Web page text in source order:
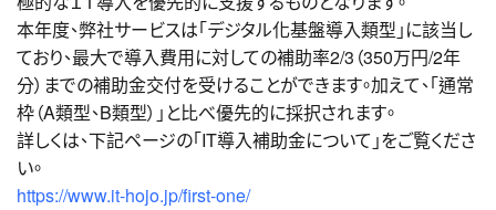
本年度、弊社サービスは「デジタル化基盤導入類型」に該当し
ており、最大で導入費用に対しての補助率2/3（350万円/2年
分）までの補助金交付を受けることができます。加えて、「通常
枠（A類型、B類型）」と比べ優先的に採択されます。
詳しくは、下記ページの「IT導入補助金について」をご覧くださ
い。
https://www.it-hojo.jp/first-one/